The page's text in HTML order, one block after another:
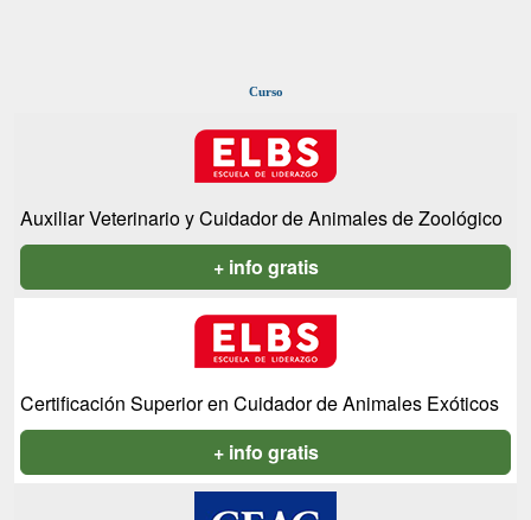
Curso
Auxiliar Veterinario y Cuidador de Animales de Zoológico
+ info gratis
Certificación Superior en Cuidador de Animales Exóticos
+ info gratis